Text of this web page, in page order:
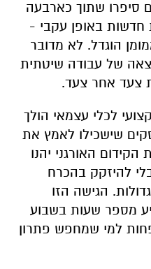
סיפרו שתוך כארבעה
חדשות באופן עקבי -
הוגדל. לא מדובר
של עבודה שיטתית
צעד אחר צעד.
לכלי עצמאי הולך
שישכילו לאמץ את
האורגני יהנו
להיזקק בהכרח
הגישה הזו
מספר שעות בשבוע
למי שמחפש פתרון